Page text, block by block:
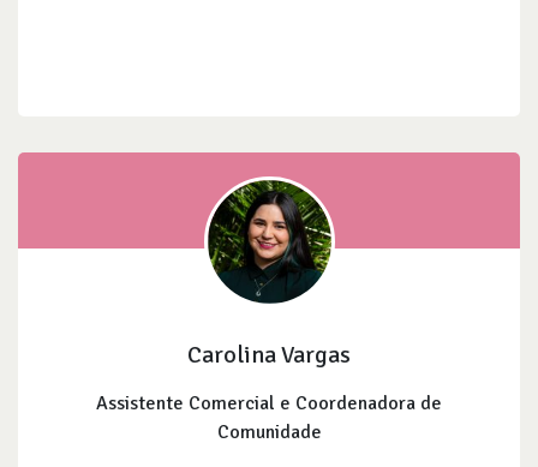
Carolina Vargas
Assistente Comercial e Coordenadora de
Comunidade